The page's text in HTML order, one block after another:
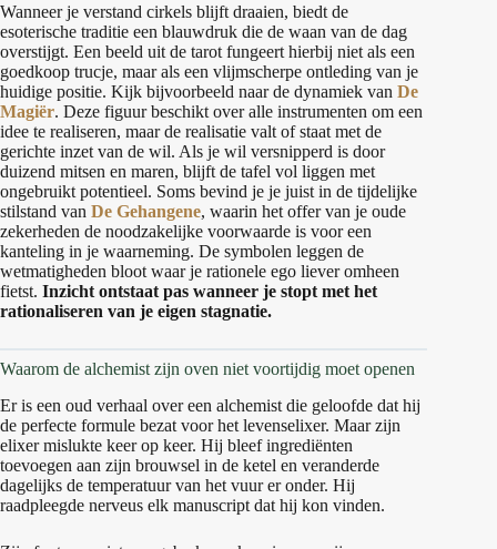
Wanneer je verstand cirkels blijft draaien, biedt de
esoterische traditie een blauwdruk die de waan van de dag
overstijgt. Een beeld uit de tarot fungeert hierbij niet als een
goedkoop trucje, maar als een vlijmscherpe ontleding van je
huidige positie. Kijk bijvoorbeeld naar de dynamiek van De
Magiër. Deze figuur beschikt over alle instrumenten om een
idee te realiseren, maar de realisatie valt of staat met de
gerichte inzet van de wil. Als je wil versnipperd is door
duizend mitsen en maren, blijft de tafel vol liggen met
ongebruikt potentieel. Soms bevind je je juist in de tijdelijke
stilstand van De Gehangene, waarin het offer van je oude
zekerheden de noodzakelijke voorwaarde is voor een
kanteling in je waarneming. De symbolen leggen de
wetmatigheden bloot waar je rationele ego liever omheen
fietst. Inzicht ontstaat pas wanneer je stopt met het
rationaliseren van je eigen stagnatie.
Waarom de alchemist zijn oven niet voortijdig moet openen
Er is een oud verhaal over een alchemist die geloofde dat hij
de perfecte formule bezat voor het levenselixer. Maar zijn
elixer mislukte keer op keer. Hij bleef ingrediënten
toevoegen aan zijn brouwsel in de ketel en veranderde
dagelijks de temperatuur van het vuur er onder. Hij
raadpleegde nerveus elk manuscript dat hij kon vinden.